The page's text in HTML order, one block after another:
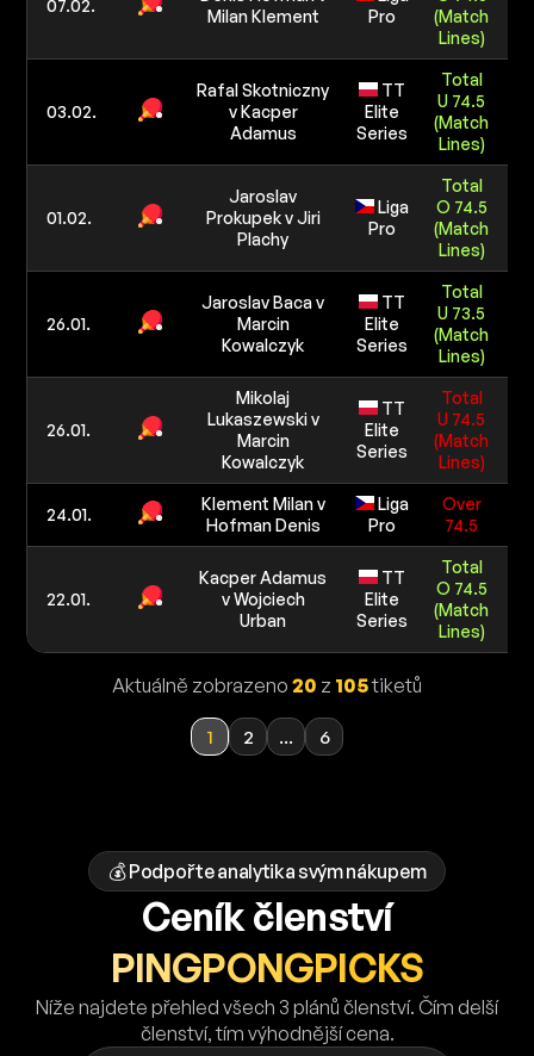
07.02.
Milan Klement
Pro
(Match
Lines)
03.02.
Rafal Skotniczny
v Kacper
Adamus
TT
Elite
Series
Total
U 74.5
(Match
Lines)
01.02.
Jaroslav
Prokupek v Jiri
Plachy
Liga
Pro
Total
O 74.5
(Match
Lines)
26.01.
Jaroslav Baca v
Marcin
Kowalczyk
TT
Elite
Series
Total
U 73.5
(Match
Lines)
26.01.
Mikolaj
Lukaszewski v
Marcin
Kowalczyk
TT
Elite
Series
Total
U 74.5
(Match
Lines)
24.01.
Klement Milan v
Hofman Denis
Liga
Pro
Over
74.5
22.01.
Kacper Adamus
v Wojciech
Urban
TT
Elite
Series
Total
O 74.5
(Match
Lines)
Aktuálně zobrazeno 20 z 105tiketů
1 2 ... 6
💰 Podpořte analytika svým nákupem
Ceník členství
PINGPONGPICKS
Níže najdete přehled všech 3 plánů členství. Čím delší
členství, tím výhodnější cena.